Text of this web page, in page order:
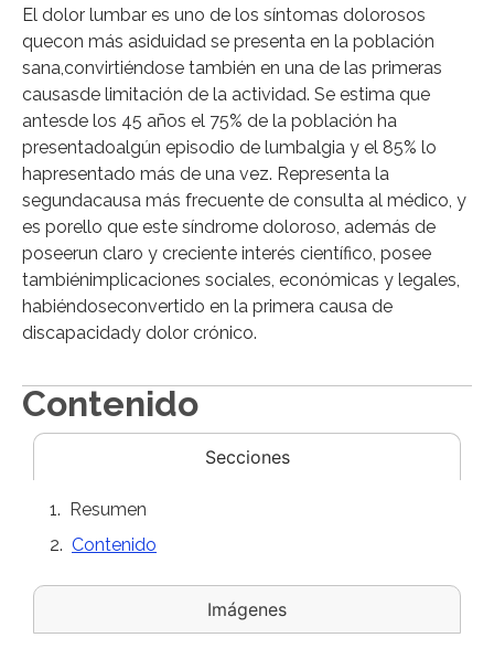
El dolor lumbar es uno de los síntomas dolorosos
quecon más asiduidad se presenta en la población
sana,convirtiéndose también en una de las primeras
causasde limitación de la actividad. Se estima que
antesde los 45 años el 75% de la población ha
presentadoalgún episodio de lumbalgia y el 85% lo
hapresentado más de una vez. Representa la
segundacausa más frecuente de consulta al médico, y
es porello que este síndrome doloroso, además de
poseerun claro y creciente interés científico, posee
tambiénimplicaciones sociales, económicas y legales,
habiéndoseconvertido en la primera causa de
discapacidady dolor crónico.
Contenido
Secciones
Imágenes
Resumen
Contenido